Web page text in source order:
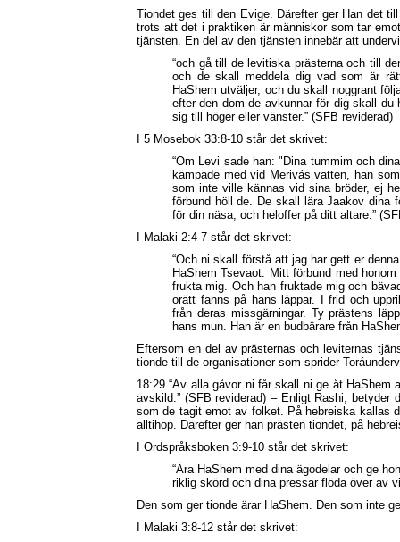
Tiondet ges till den Evige. Därefter ger Han det
trots att det i praktiken är människor som tar
tjänsten. En del av den tjänsten innebär att
“och gå till de levitiska prästerna och till
och de skall meddela dig vad som är
HaShem utväljer, och du skall noggrant
efter den dom de avkunnar för dig skall
sig till höger eller vänster.” (SFB reviderad)
I 5 Mosebok 33:8-10 står det skrivet:
“Om Levi sade han: "Dina tummim och
kämpade med vid Merivás vatten, han
som inte ville kännas vid sina bröder, ej
förbund höll de. De skall lära Jaakov dina
för din näsa, och heloffer på ditt altare.”
I Malaki 2:4-7 står det skrivet:
“Och ni skall förstå att jag har gett er
HaShem Tsevaot. Mitt förbund med
frukta mig. Och han fruktade mig och
orätt fanns på hans läppar. I frid och
från deras missgärningar. Ty prästens
hans mun. Han är en budbärare från
Eftersom en del av prästernas och leviternas
tionde till de organisationer som sprider
18:29 “Av alla gåvor ni får skall ni ge åt HaShem
avskild.” (SFB reviderad) – Enligt Rashi,
som de tagit emot av folket. På hebreiska kallas
alltihop. Därefter ger han prästen tiondet, på
I Ordspråksboken 3:9-10 står det skrivet:
“Ära HaShem med dina ägodelar och ge
riklig skörd och dina pressar flöda över av
Den som ger tionde ärar HaShem. Den som inte
I Malaki 3:8-12 står det skrivet: